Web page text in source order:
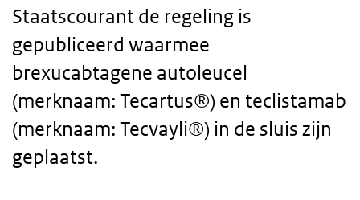
Staatscourant de regeling is
gepubliceerd waarmee
brexucabtagene autoleucel
(merknaam: Tecartus®) en teclistamab
(merknaam: Tecvayli®) in de sluis zijn
geplaatst.